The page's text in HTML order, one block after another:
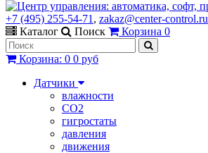
+7 (495) 255-54-71 , zakaz@center-control.ru
Каталог
Поиск Корзина 0
Корзина: 0 0 руб
Датчики
влажности
CO2
гигростаты
давления
движения